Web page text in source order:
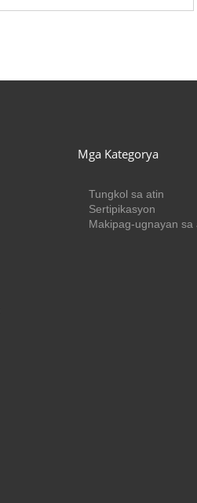
Mga Kategorya
Tungkol sa atin
Sertipikasyon
Makipag-ugnayan sa